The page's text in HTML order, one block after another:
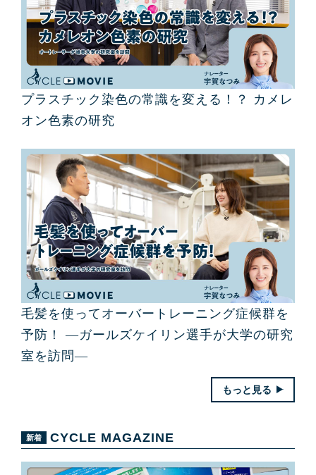
プラスチック染色の常識を変える！？ カメレ
オン色素の研究
毛髪を使ってオーバートレーニング症候群を
予防！ ―ガールズケイリン選手が大学の研究
室を訪問―
もっと見る
CYCLE MAGAZINE